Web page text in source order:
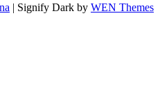
| Signify Dark by WEN Themes